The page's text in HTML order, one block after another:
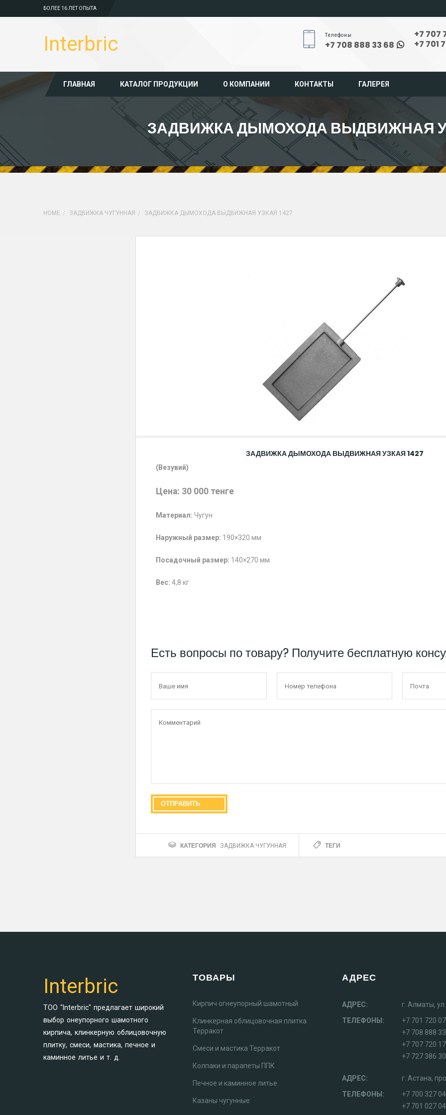
БОЛЕЕ 16 ЛЕТ ОПЫТА
Interbric Телефоны
+7 708 888 33 68
+7 707
+7 701
ГЛАВНАЯ КАТАЛОГ ПРОДУКЦИИ О КОМПАНИИ КОНТАКТЫ ГАЛЕРЕЯ
ЗАДВИЖКА ДЫМОХОДА ВЫДВИЖНАЯ
HOME ЗАДВИЖКА ЧУГУННАЯ ЗАДВИЖКА ДЫМОХОДА ВЫДВИЖНАЯ УЗКАЯ 1427
ЗАДВИЖКА ДЫМОХОДА ВЫДВИЖНАЯ УЗКАЯ 1427
(Везувий)
Цена: 30 000 тенге
Материал: Чугун
Наружный размер: 190×320 мм
Посадочный размер: 140×270 мм
Вес: 4,8 кг
Есть вопросы по товару? Получите бесплатную
КАТЕГОРИЯ ЗАДВИЖКА ЧУГУННАЯ ТЕГИ
Interbric
ТОО "Interbric" предлагает широкий
выбор онеупорного шамотного
кирпича, клинкерную облицовочную
плитку, смеси, мастика, печное и
каминное литье и т. д.
ТОВАРЫ
Кирпич огнеупорный шамотный
Клинкерная облицовочная плитка
Терракот
Смеси и мастика Терракот
Колпаки и парапеты ППК
Печное и каминное литье
Казаны чугунные
АДРЕС
АДРЕС:
г. Алматы,
ТЕЛЕФОНЫ:
+7 701 720
+7 708 888
+7 707 720
+7 727 386
АДРЕС:
г. Астана,
ТЕЛЕФОНЫ:
+7 700 327
+7 701 027